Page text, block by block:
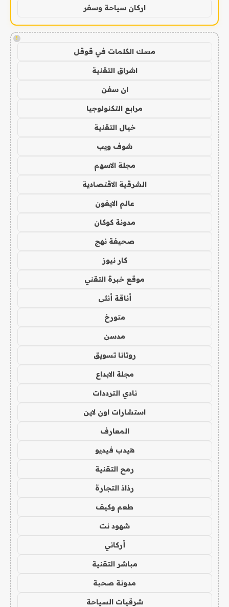
اركان سياحة وسفر
!
مسك الكلمات في قوقل
اشراق التقنية
ان سفن
مرابع التكنولوجيا
خيال التقنية
شوف ويب
مجلة الاسهم
الشرقية الاقتصادية
عالم الايفون
مدونة كوكان
صحيفة نهج
كار نيوز
موقع خبرة التقني
أناقة أنثى
متورخ
مدسن
روتانا تسويق
مجلة الابداع
نادي الترددات
استشارات اون لاين
المعارف
هيدب فيديو
رمح التقنية
رذاذ التجارة
طعم وكيف
شهود نت
أركاني
مباشر التقنية
مدونة صحبة
شرقيات السياحة